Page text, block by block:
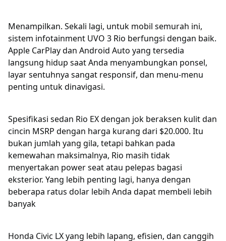
Menampilkan. Sekali lagi, untuk mobil semurah ini,
sistem infotainment UVO 3 Rio berfungsi dengan baik.
Apple CarPlay dan Android Auto yang tersedia
langsung hidup saat Anda menyambungkan ponsel,
layar sentuhnya sangat responsif, dan menu-menu
penting untuk dinavigasi.
Spesifikasi sedan Rio EX dengan jok beraksen kulit dan
cincin MSRP dengan harga kurang dari $20.000. Itu
bukan jumlah yang gila, tetapi bahkan pada
kemewahan maksimalnya, Rio masih tidak
menyertakan power seat atau pelepas bagasi
eksterior. Yang lebih penting lagi, hanya dengan
beberapa ratus dolar lebih Anda dapat membeli lebih
banyak
Honda Civic LX yang lebih lapang, efisien, dan canggih